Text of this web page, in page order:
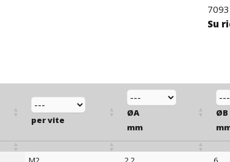
Su
per vite
ØA
mm
ØB